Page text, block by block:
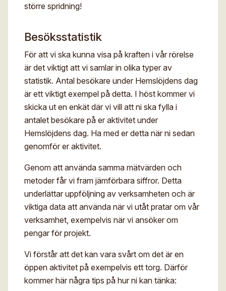
större spridning!
Besöksstatistik
För att vi ska kunna visa på kraften i vår rörelse
är det viktigt att vi samlar in olika typer av
statistik. Antal besökare under Hemslöjdens dag
är ett viktigt exempel på detta. I höst kommer vi
skicka ut en enkät där vi vill att ni ska fylla i
antalet besökare på er aktivitet under
Hemslöjdens dag. Ha med er detta när ni sedan
genomför er aktivitet.
Genom att använda samma mätvärden och
metoder får vi fram jämförbara siffror. Detta
underlättar uppföljning av verksamheten och är
viktiga data att använda när vi utåt pratar om vår
verksamhet, exempelvis när vi ansöker om
pengar för projekt.
Vi förstår att det kan vara svårt om det är en
öppen aktivitet på exempelvis ett torg. Därför
kommer här några tips på hur ni kan tänka: